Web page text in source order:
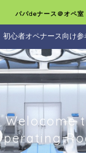
パパdeナース＠オペ室
初心者オペナース向け
Welocome
Operating